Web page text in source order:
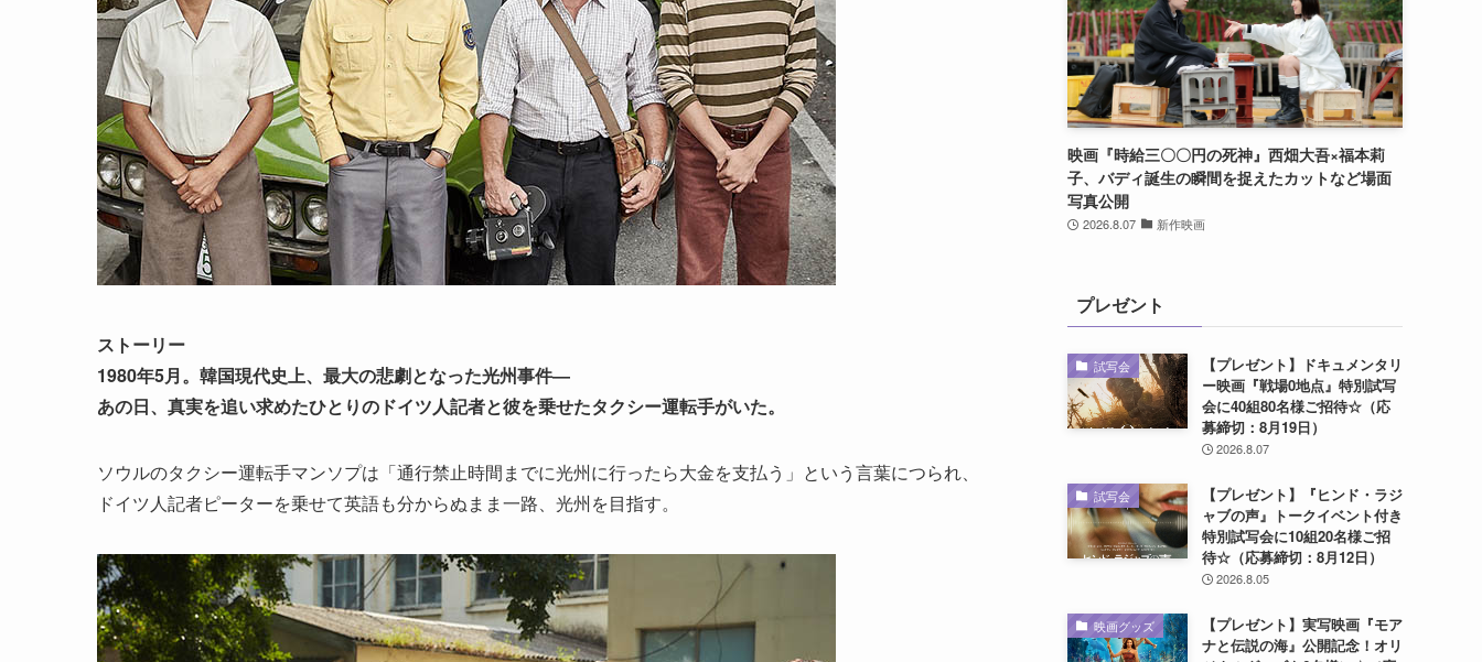
ストーリー
1980年5月。韓国現代史上、最大の悲劇となった光州事件―
あの日、真実を追い求めたひとりのドイツ人記者と彼を乗せたタクシー運転手がいた。
ソウルのタクシー運転手マンソプは「通行禁止時間までに光州に行ったら大金を支払う」という言葉につられ、
ドイツ人記者ピーターを乗せて英語も分からぬまま一路、光州を目指す。
映画『時給三〇〇円の死神』西畑大吾×福本莉
子、バディ誕生の瞬間を捉えたカットなど場面
写真公開
2026.8.07 新作映画
プレゼント
試写会
【プレゼント】ドキュメンタリ
ー映画『戦場0地点』特別試写
会に40組80名様ご招待☆（応
募締切：8月19日）
2026.8.07
試写会
【プレゼント】『ヒンド・ラジ
ャブの声』トークイベント付き
特別試写会に10組20名様ご招
待☆（応募締切：8月12日）
2026.8.05
映画グッズ
【プレゼント】実写映画『モア
ナと伝説の海』公開記念！オリ